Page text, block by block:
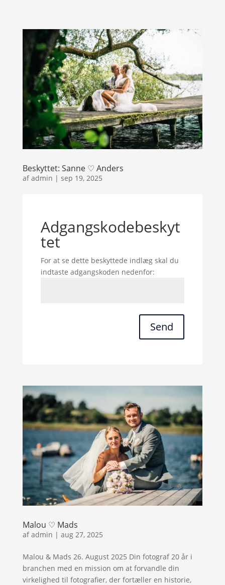
Beskyttet: Sanne ♡ Anders
afadmin | sep 19, 2025
Adgangskodebeskyt
tet
For at se dette beskyttede indlæg skal du
indtaste adgangskoden nedenfor:
Send
Malou ♡ Mads
afadmin | aug 27, 2025
Malou & Mads 26. August 2025 Din fotograf 20 år i
branchen med en mission om at forvandle din
virkelighed til fotografier, der fortæller en historie,